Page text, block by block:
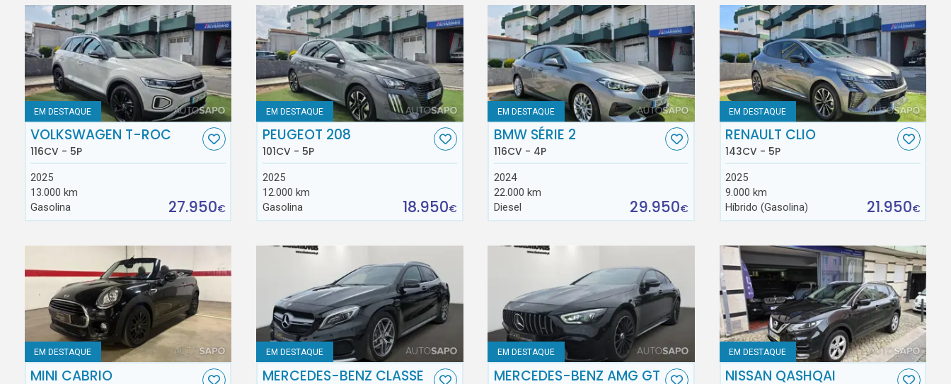
EM DESTAQUE
VOLKSWAGEN T-ROC
116CV - 5P
2025
13.000 km
Gasolina
27.950€
EM DESTAQUE
PEUGEOT 208
101CV - 5P
2025
12.000 km
Gasolina
18.950€
EM DESTAQUE
BMW SÉRIE 2
116CV - 4P
2024
22.000 km
Diesel
29.950€
EM DESTAQUE
RENAULT CLIO
143CV - 5P
2025
9.000 km
Híbrido (Gasolina)
21.950€
EM DESTAQUE
MINI CABRIO
EM DESTAQUE
MERCEDES-BENZ CLASSE
EM DESTAQUE
MERCEDES-BENZ AMG GT
EM DESTAQUE
NISSAN QASHQAI